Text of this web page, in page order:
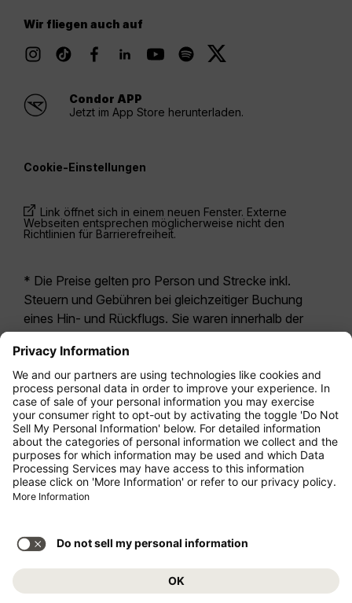
Wir fliegen auch auf
Condor APP
Jetzt im App Store herunterladen.
Cookie-Einstellungen
Link öffnet sich in einem neuen Fenster. Externe
Webseiten entsprechen möglicherweise nicht den
Richtlinien für Barrierefreiheit.
* Die Preise gelten pro Person und Strecke inkl.
Steuern und Gebühren bei gleichzeitiger Buchung
eines Hin- und Rückflugs. Sie waren innerhalb der
möglicherweise nicht mehr aktuell. Bei den für die
Economy Class angegebenen Tarifen handelt es
sich i.d.R. um Economy Zero, unsere restriktivste
Tarifoption. Es können hierfür zusätzliche Gebühren
fürAufgabegepäck oder für andere optionale
Leistungen anfallen. Es gelten dieAllgemeinen
Geschäftsbedingungen .